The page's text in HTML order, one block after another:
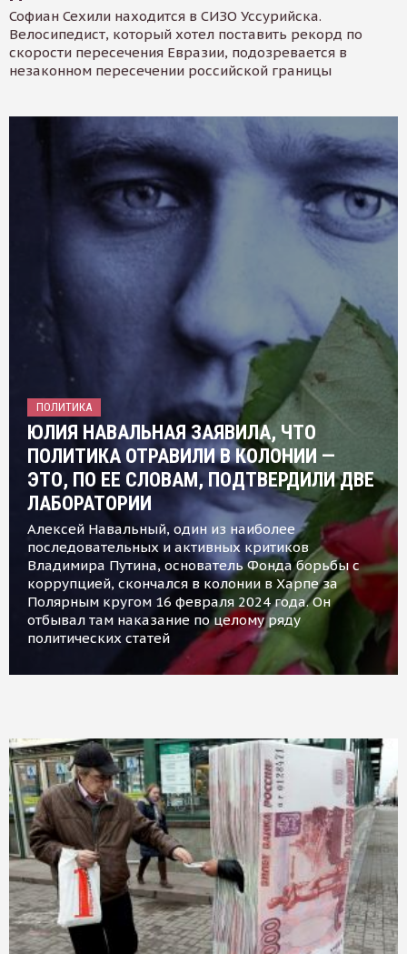
Софиан Сехили находится в СИЗО Уссурийска.
Велосипедист, который хотел поставить рекорд по
скорости пересечения Евразии, подозревается в
незаконном пересечении российской границы
ПОЛИТИКА
ЮЛИЯ НАВАЛЬНАЯ ЗАЯВИЛА, ЧТО
ПОЛИТИКА ОТРАВИЛИ В КОЛОНИИ —
ЭТО, ПО ЕЕ СЛОВАМ, ПОДТВЕРДИЛИ ДВЕ
ЛАБОРАТОРИИ
Алексей Навальный, один из наиболее
последовательных и активных критиков
Владимира Путина, основатель Фонда борьбы с
коррупцией, скончался в колонии в Харпе за
Полярным кругом 16 февраля 2024 года. Он
отбывал там наказание по целому ряду
политических статей